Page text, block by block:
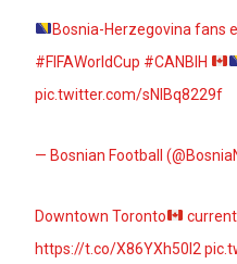
Bosnia-Herzegovina fans
#FIFAWorldCup #CANBIH
pic.twitter.com/sNIBq8229f
— Bosnian Football
Downtown Toronto
https://t.co/X86YXh50l2